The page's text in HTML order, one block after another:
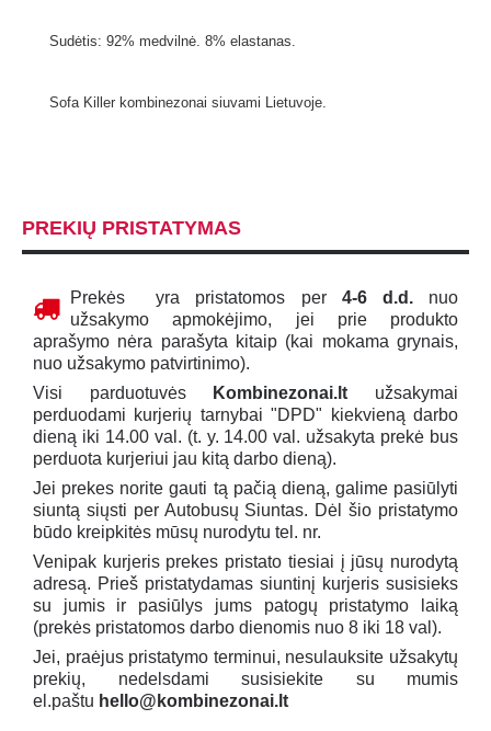
Sudėtis: 92% medvilnė. 8% elastanas.
Sofa Killer kombinezonai siuvami Lietuvoje.
PREKIŲ PRISTATYMAS
Prekės yra pristatomos per 4-6 d.d.nuo
užsakymo apmokėjimo, jei prie produkto
aprašymo nėra parašyta kitaip (kai mokama grynais,
nuo užsakymo patvirtinimo).
Visi parduotuvės
Kombinezonai.lt užsakymai
perduodami kurjerių tarnybai "DPD" kiekvieną darbo
dieną iki 14.00 val. (t. y. 14.00 val. užsakyta prekė bus
perduota kurjeriui jau kitą darbo dieną).
Jei prekes norite gauti tą pačią dieną, galime pasiūlyti
siuntą siųsti per Autobusų Siuntas. Dėl šio pristatymo
būdo kreipkitės mūsų nurodytu tel. nr.
Venipak kurjeris prekes pristato tiesiai į jūsų nurodytą
adresą. Prieš pristatydamas siuntinį kurjeris susisieks
su jumis ir pasiūlys jums patogų pristatymo laiką
(prekės pristatomos darbo dienomis nuo 8 iki 18 val).
Jei, praėjus pristatymo terminui, nesulauksite užsakytų
prekių, nedelsdami susisiekite su mumis
el.paštu hello@kombinezonai.lt